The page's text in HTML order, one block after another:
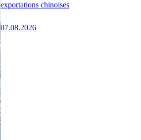
exportations chinoises
07.08.2026